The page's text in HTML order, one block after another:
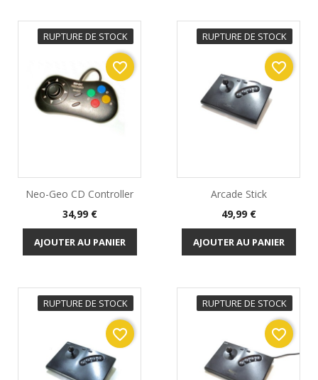
RUPTURE DE STOCK
Neo-Geo CD Controller
Prix
34,99 €
AJOUTER AU PANIER
favorite_border
RUPTURE DE STOCK
Arcade Stick
Prix
49,99 €
AJOUTER AU PANIER
favorite_border
RUPTURE DE STOCK
favorite_border
RUPTURE DE STOCK
favorite_border